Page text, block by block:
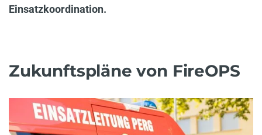
Einsatzkoordination.
Zukunftspläne von FireOPS